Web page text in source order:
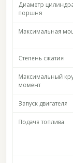
Диаметр
поршня
Максимальная
Степень сжатия
Максимальный
момент
Запуск двигателя
Подача топлива